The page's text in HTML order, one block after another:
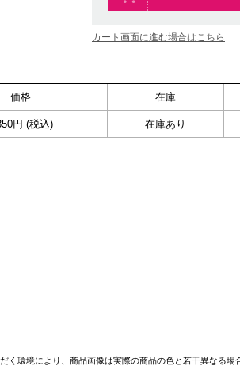
カート画面に進む場合はこちら
価格 在庫
円 (税込) 在庫あり
く環境により、商品画像は実際の商品の色と若干異なる